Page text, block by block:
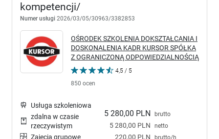
kompetencji/
Numer usługi 2026/03/05/30963/3382853
OŚRODEK SZKOLENIA DOKSZTAŁCANIA I
DOSKONALENIA KADR KURSOR SPÓŁKA
Z OGRANICZONĄ ODPOWIEDZIALNOŚCIĄ
4,5 / 5
850 ocen
5 280,00 PLN brutto
5 280,00 PLN netto
220,00 PLN brutto/h
Usługa szkoleniowa
zdalna w czasie
rzeczywistym
Zajęcia grupowe